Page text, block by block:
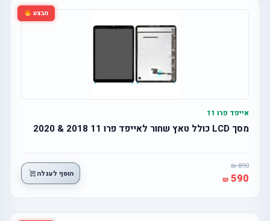
מבצע
אייפד פרו 11
מסך LCD כולל טאץ שחור לאייפד פרו 11 2018 & 2020
890
590 הוסף לעגלה